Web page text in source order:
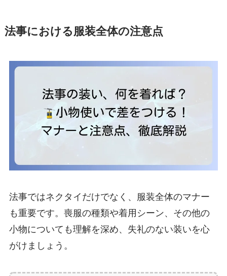
法事における服装全体の注意点
法事ではネクタイだけでなく、服装全体のマナー
も重要です。喪服の種類や着用シーン、その他の
小物についても理解を深め、失礼のない装いを心
がけましょう。